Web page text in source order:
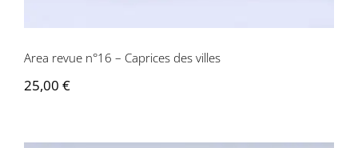
Area revue n°16 – Caprices des villes
25,00 €